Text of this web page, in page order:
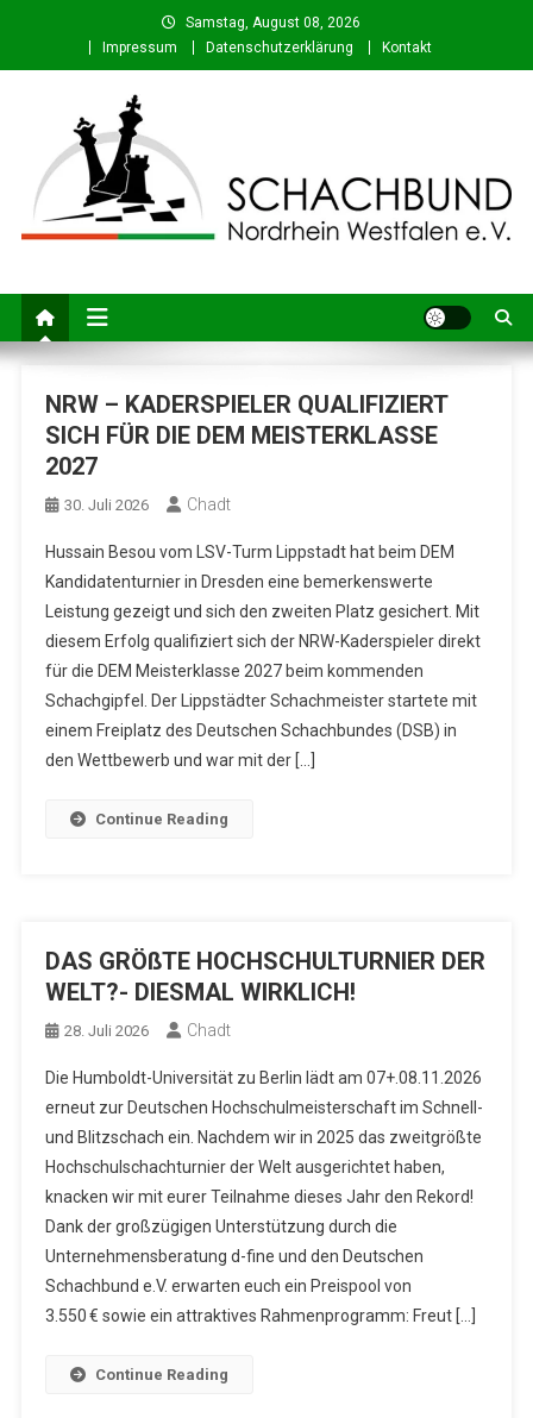
content
Samstag, August 08, 2026
Impressum
Datenschutzerklärung Kontakt
NRW – KADERSPIELER QUALIFIZIERT
SICH FÜR DIE DEM MEISTERKLASSE
2027
30. Juli 2026 Chadt
Hussain Besou vom LSV-Turm Lippstadt hat beim DEM
Kandidatenturnier in Dresden eine bemerkenswerte
Leistung gezeigt und sich den zweiten Platz gesichert. Mit
diesem Erfolg qualifiziert sich der NRW-Kaderspieler direkt
für die DEM Meisterklasse 2027 beim kommenden
Schachgipfel. Der Lippstädter Schachmeister startete mit
einem Freiplatz des Deutschen Schachbundes (DSB) in
den Wettbewerb und war mit der […]
Continue Reading
DAS GRÖßTE HOCHSCHULTURNIER DER
WELT?- DIESMAL WIRKLICH!
28. Juli 2026 Chadt
Die Humboldt-Universität zu Berlin lädt am 07+.08.11.2026
erneut zur Deutschen Hochschulmeisterschaft im Schnell-
und Blitzschach ein. Nachdem wir in 2025 das zweitgrößte
Hochschulschachturnier der Welt ausgerichtet haben,
knacken wir mit eurer Teilnahme dieses Jahr den Rekord!
Dank der großzügigen Unterstützung durch die
Unternehmensberatung d-fine und den Deutschen
Schachbund e.V. erwarten euch ein Preispool von
3.550 € sowie ein attraktives Rahmenprogramm: Freut […]
Continue Reading